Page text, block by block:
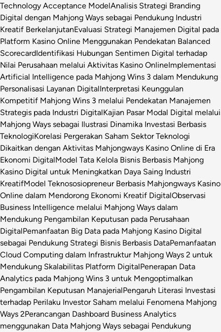
Technology Acceptance ModelAnalisis Strategi Branding
Digital dengan Mahjong Ways sebagai Pendukung Industri
Kreatif BerkelanjutanEvaluasi Strategi Manajemen Digital pada
Platform Kasino Online Menggunakan Pendekatan Balanced
ScorecardIdentifikasi Hubungan Sentimen Digital terhadap
Nilai Perusahaan melalui Aktivitas Kasino OnlineImplementasi
Artificial Intelligence pada Mahjong Wins 3 dalam Mendukung
Personalisasi Layanan DigitalInterpretasi Keunggulan
Kompetitif Mahjong Wins 3 melalui Pendekatan Manajemen
Strategis pada Industri DigitalKajian Pasar Modal Digital melalui
Mahjong Ways sebagai Ilustrasi Dinamika Investasi Berbasis
TeknologiKorelasi Pergerakan Saham Sektor Teknologi
Dikaitkan dengan Aktivitas Mahjongways Kasino Online di Era
Ekonomi DigitalModel Tata Kelola Bisnis Berbasis Mahjong
Kasino Digital untuk Meningkatkan Daya Saing Industri
KreatifModel Teknososiopreneur Berbasis Mahjongways Kasino
Online dalam Mendorong Ekonomi Kreatif DigitalObservasi
Business Intelligence melalui Mahjong Ways dalam
Mendukung Pengambilan Keputusan pada Perusahaan
DigitalPemanfaatan Big Data pada Mahjong Kasino Digital
sebagai Pendukung Strategi Bisnis Berbasis DataPemanfaatan
Cloud Computing dalam Infrastruktur Mahjong Ways 2 untuk
Mendukung Skalabilitas Platform DigitalPenerapan Data
Analytics pada Mahjong Wins 3 untuk Mengoptimalkan
Pengambilan Keputusan ManajerialPengaruh Literasi Investasi
terhadap Perilaku Investor Saham melalui Fenomena Mahjong
Ways 2Perancangan Dashboard Business Analytics
menggunakan Data Mahjong Ways sebagai Pendukung